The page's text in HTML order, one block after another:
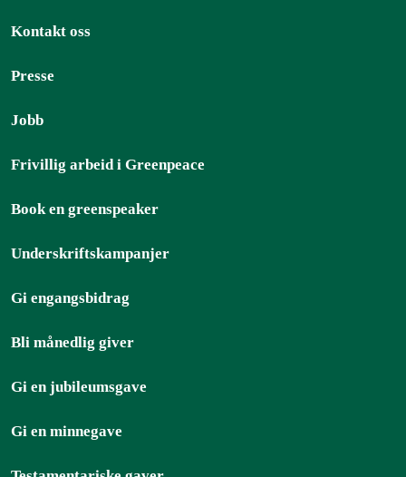
Kontakt oss
Presse
Jobb
Frivillig arbeid i Greenpeace
Book en greenspeaker
Underskriftskampanjer
Gi engangsbidrag
Bli månedlig giver
Gi en jubileumsgave
Gi en minnegave